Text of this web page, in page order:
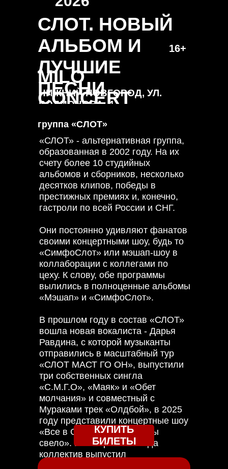
хочу как можно скорее разделить
все эмоции, которые мы
вложили в альбом вместе с
нашими поклонниками на живых
выступлениях.
Мощное электрическое
звучание, невероятный обмен
энергетикой между группой и
зрителями, и, конечно, новые
СЛОТ 07 марта в Нижнем
Новгороде!
СЛОТ. НОВЫЙ
АЛЬБОМ И
ЛУЧШИЕ
ПЕСНИ
MILO
CONCERT
HALL
16+
НИЖНИЙ НОВГОРОД, УЛ.
РОДИОНОВА, 4
группа «СЛОТ»
«СЛОТ» - альтернативная группа,
образованная в 2002 году. На их
счету более 10 студийных
альбомов и сборников, несколько
десятков клипов, победы в
престижных премиях и, конечно,
гастроли по всей России и СНГ.
Они постоянно удивляют фанатов
своими концертными шоу, будь то
«СимфоСлот» или мэшап-шоу в
коллаборации с коллегами по
цеху. К слову, обе программы
вылились в полноценные альбомы
«Мэшап» и «СимфоСлот».
В прошлом году в состав «СЛОТ»
вошла новая вокалиста - Дарья
Равдина, с которой музыканты
отправились в масштабный тур
«СЛОТ МАСТ ГО ОН», выпустили
три собственных сингла
«С.М.Г.О», «Маяк» и «Обет
молчания» и совместный с
Мураками трек «Олдбой», в 2025
году представили концертные шоу
«Все в СЛОТ» и «Олдскулы
свело». В ноябре 2025 года
коллектив выпустил
КУПИТЬ
БИЛЕТЫ